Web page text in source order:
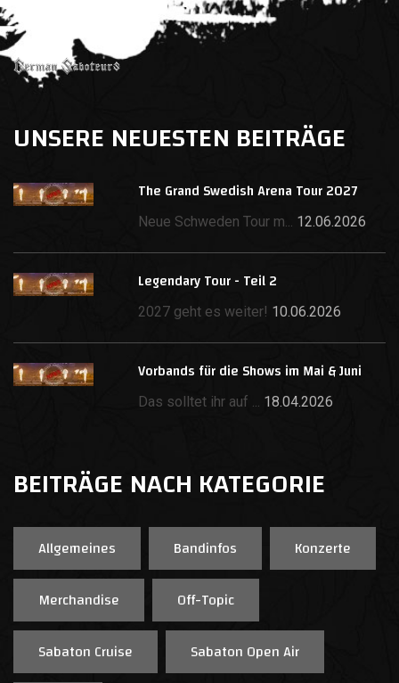
UNSERE NEUESTEN BEITRÄGE
The Grand Swedish Arena Tour 2027
Neue Schweden Tour m... 12.06.2026
Legendary Tour - Teil 2
2027 geht es weiter! 10.06.2026
Vorbands für die Shows im Mai & Juni
Das solltet ihr auf ... 18.04.2026
BEITRÄGE NACH KATEGORIE
Allgemeines Bandinfos
Konzerte
Merchandise
Off-Topic
Sabaton Cruise
Sabaton Open Air